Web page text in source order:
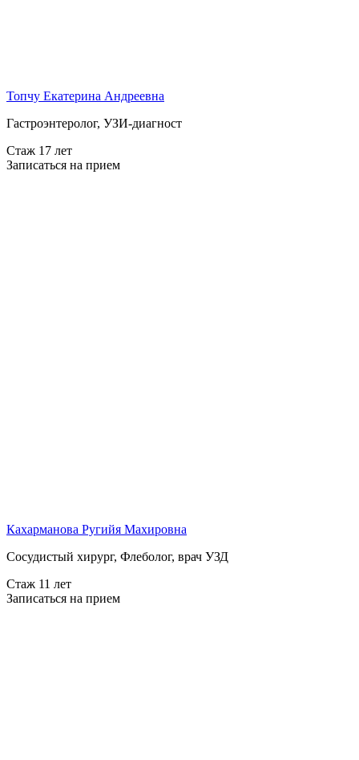
Топчу Екатерина Андреевна
Гастроэнтеролог, УЗИ-диагност
Стаж 17 лет
Записаться на прием
Кахарманова Ругийя Махировна
Сосудистый хирург, Флеболог, врач УЗД
Стаж 11 лет
Записаться на прием